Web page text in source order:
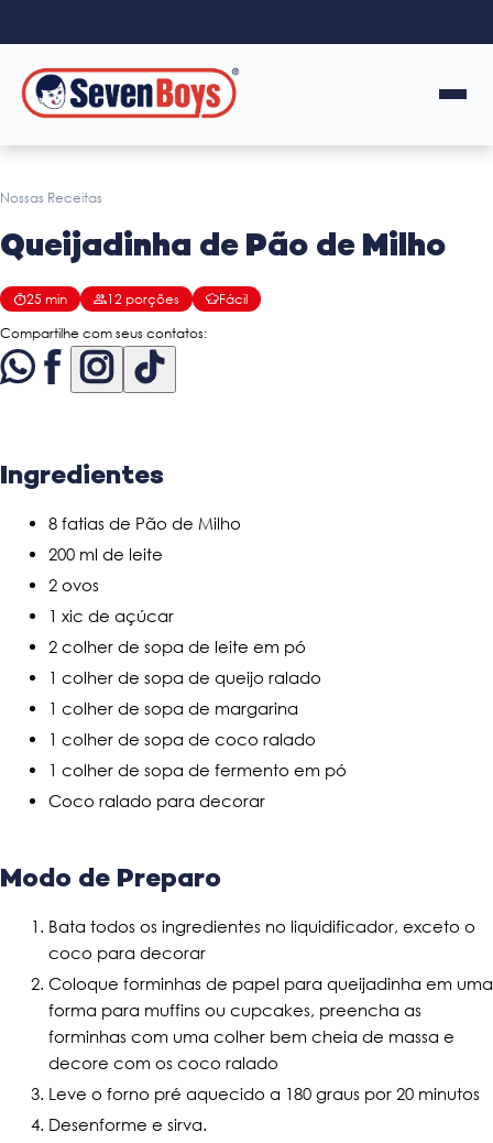
Nossas Receitas
Queijadinha de Pão de Milho
25 min 12 porções Fácil
Compartilhe com seus contatos:
Ingredientes
8 fatias de Pão de Milho
200 ml de leite
2 ovos
1 xic de açúcar
2 colher de sopa de leite em pó
1 colher de sopa de queijo ralado
1 colher de sopa de margarina
1 colher de sopa de coco ralado
1 colher de sopa de fermento em pó
Coco ralado para decorar
Modo de Preparo
Bata todos os ingredientes no liquidificador, exceto o
coco para decorar
Coloque forminhas de papel para queijadinha em uma
forma para muffins ou cupcakes, preencha as
forminhas com uma colher bem cheia de massa e
decore com os coco ralado
Leve o forno pré aquecido a 180 graus por 20 minutos
Desenforme e sirva.